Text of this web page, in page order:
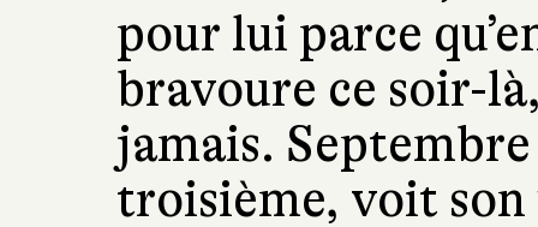
pour lui parce
bravoure ce soir-
jamais.
troisième, voit son